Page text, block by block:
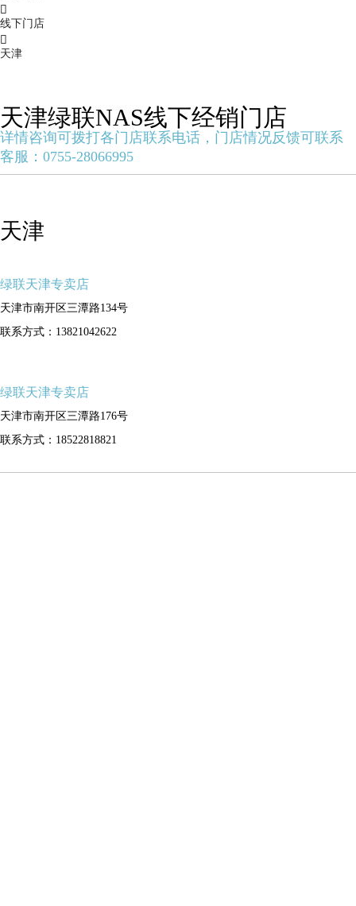

线下门店

天津
天津绿联NAS线下经销门店
详情咨询可拨打各门店联系电话，门店情况反馈可联系
客服：0755-28066995
天津
绿联天津专卖店
天津市南开区三潭路134号
联系方式：13821042622
绿联天津专卖店
天津市南开区三潭路176号
联系方式：18522818821